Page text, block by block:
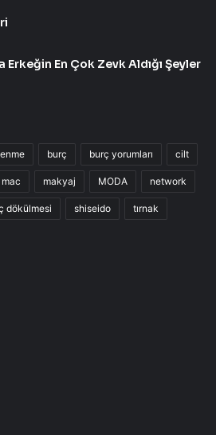
Erkeğin En Çok Zevk Aldığı Şeyler
burç burç yorumları cilt
mac makyaj MODA network
dökülmesi shiseido tırnak